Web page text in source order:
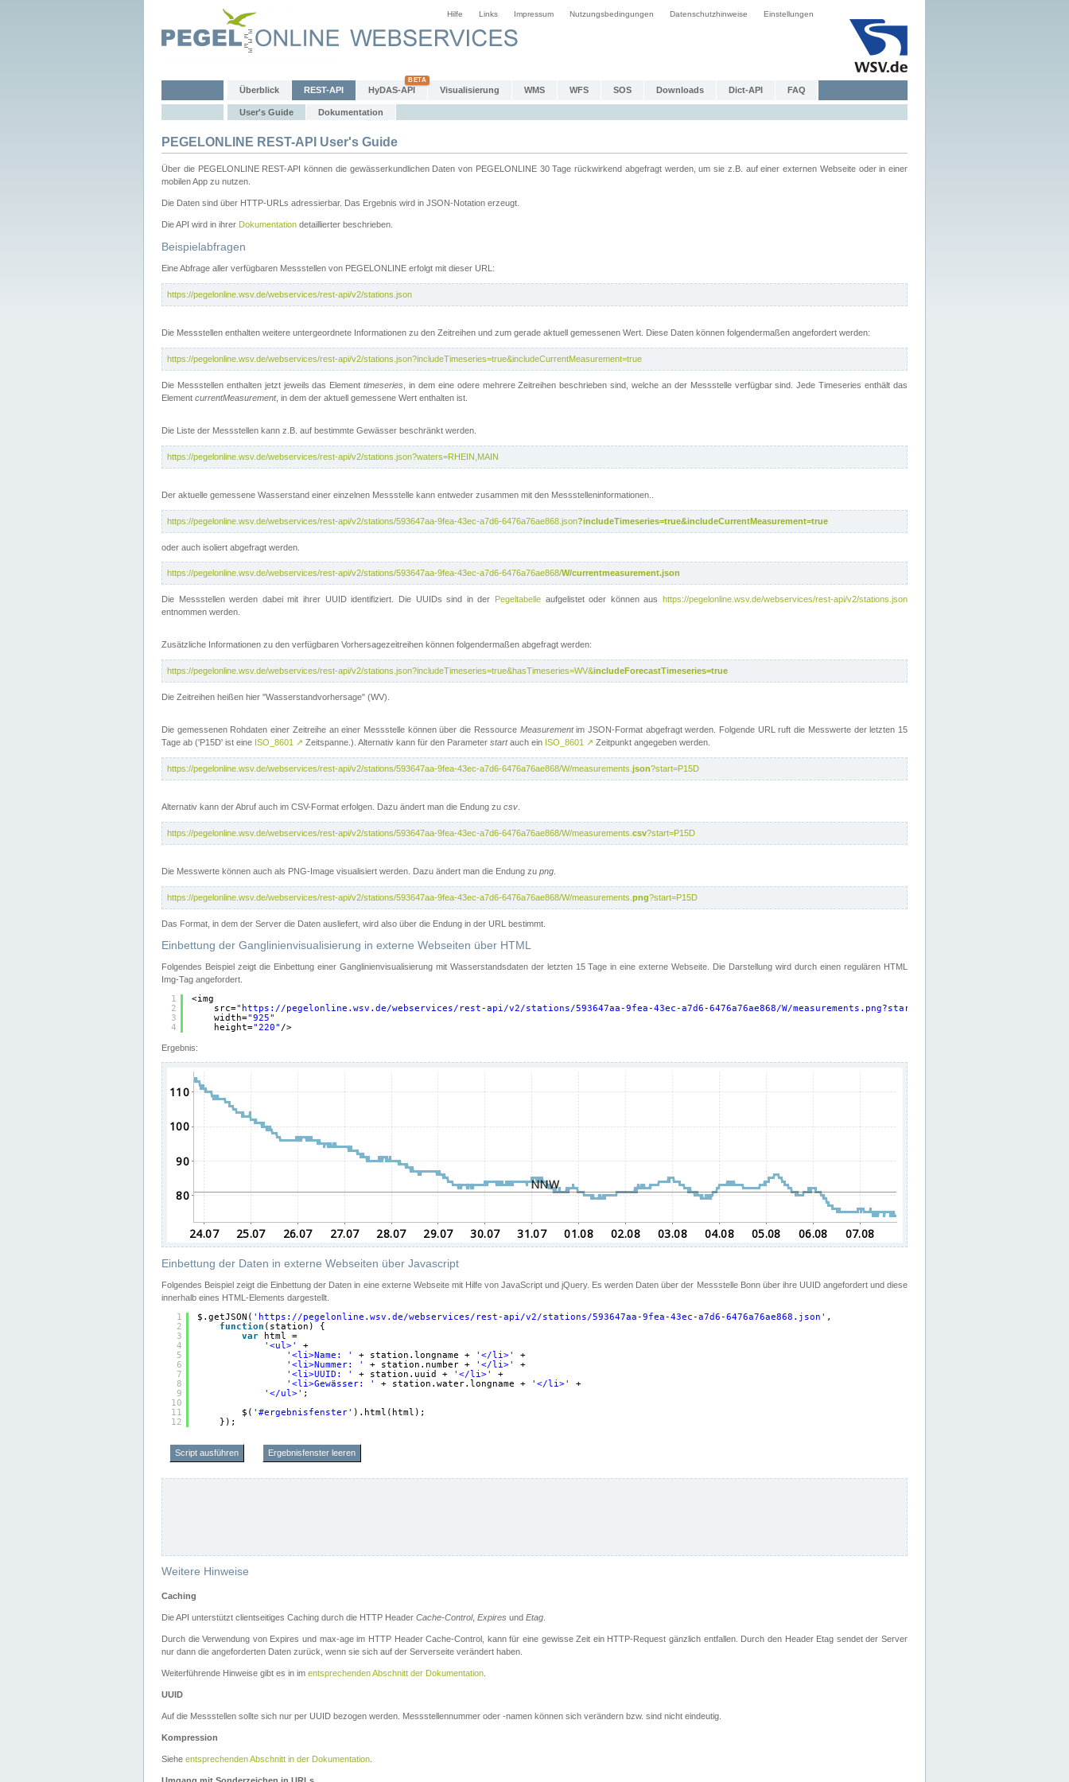
Hilfe Links Impressum Nutzungsbedingungen Datenschutzhinweise Einstellungen
Überblick REST-API HyDAS-API Visualisierung WMS WFS SOS Downloads Dict-API FAQ
User's Guide Dokumentation
PEGELONLINE REST-API User's Guide
Über die PEGELONLINE REST-API können die gewässerkundlichen Daten von PEGELONLINE 30 Tage rückwirkend abgefragt werden, um sie z.B. auf einer externen Webseite oder in einer
mobilen App zu nutzen.
Die Daten sind über HTTP-URLs adressierbar. Das Ergebnis wird in JSON-Notation erzeugt.
Die API wird in ihrer Dokumentation detaillierter beschrieben.
Beispielabfragen
Eine Abfrage aller verfügbaren Messstellen von PEGELONLINE erfolgt mit dieser URL:
https://pegelonline.wsv.de/webservices/rest-api/v2/stations.json
Die Messstellen enthalten weitere untergeordnete Informationen zu den Zeitreihen und zum gerade aktuell gemessenen Wert. Diese Daten können folgendermaßen angefordert werden:
https://pegelonline.wsv.de/webservices/rest-api/v2/stations.json?includeTimeseries=true&includeCurrentMeasurement=true
Die Messstellen enthalten jetzt jeweils das Elementtimeseries , in dem eine odere mehrere Zeitreihen beschrieben sind, welche an der Messstelle verfügbar sind. Jede Timeseries enthält das
Element currentMeasurement, in dem der aktuell gemessene Wert enthalten ist.
Die Liste der Messstellen kann z.B. auf bestimmte Gewässer beschränkt werden.
https://pegelonline.wsv.de/webservices/rest-api/v2/stations.json?waters=RHEIN,MAIN
Der aktuelle gemessene Wasserstand einer einzelnen Messstelle kann entweder zusammen mit den Messstelleninformationen..
https://pegelonline.wsv.de/webservices/rest-api/v2/stations/593647aa-9fea-43ec-a7d6-6476a76ae868.json?includeTimeseries=true&includeCurrentMeasurement=true
oder auch isoliert abgefragt werden.
https://pegelonline.wsv.de/webservices/rest-api/v2/stations/593647aa-9fea-43ec-a7d6-6476a76ae868/W/currentmeasurement.json
Die Messstellen werden dabei mit ihrer UUID identifiziert. Die UUIDs sind in der Pegeltabelleaufgelistet oder können aushttps://pegelonline.wsv.de/webservices/rest-api/v2/stations.json
entnommen werden.
Zusätzliche Informationen zu den verfügbaren Vorhersagezeitreihen können folgendermaßen abgefragt werden:
https://pegelonline.wsv.de/webservices/rest-api/v2/stations.json?includeTimeseries=true&hasTimeseries=WV&includeForecastTimeseries=true
Die Zeitreihen heißen hier "Wasserstandvorhersage" (WV).
Die gemessenen Rohdaten einer Zeitreihe an einer Messstelle können über die Ressource Measurementim JSON-Format abgefragt werden. Folgende URL ruft die Messwerte der letzten 15
Tage ab ('P15D' ist eine ISO_8601 ↗ Zeitspanne.). Alternativ kann für den Parameter startauch ein ISO_8601 ↗ Zeitpunkt angegeben werden.
https://pegelonline.wsv.de/webservices/rest-api/v2/stations/593647aa-9fea-43ec-a7d6-6476a76ae868/W/measurements. json?start=P15D
Alternativ kann der Abruf auch im CSV-Format erfolgen. Dazu ändert man die Endung zu csv
https://pegelonline.wsv.de/webservices/rest-api/v2/stations/593647aa-9fea-43ec-a7d6-6476a76ae868/W/measurements. csv?start=P15D
Die Messwerte können auch als PNG-Image visualisiert werden. Dazu ändert man die Endung zu png
https://pegelonline.wsv.de/webservices/rest-api/v2/stations/593647aa-9fea-43ec-a7d6-6476a76ae868/W/measurements. png?start=P15D
Das Format, in dem der Server die Daten ausliefert, wird also über die Endung in der URL bestimmt.
Einbettung der Ganglinienvisualisierung in externe Webseiten über HTML
Folgendes Beispiel zeigt die Einbettung einer Ganglinienvisualisierung mit Wasserstandsdaten der letzten 15 Tage in eine externe Webseite. Die Darstellung wird durch einen regulären HTML
Img-Tag angefordert.
1
2
3
4
<img
src=" https://pegelonline.wsv.de/webservices/rest-api/v2/stations/593647aa-9fea-43ec-a7d6-6476a76ae868/W/measurements.png?start=P15D&width=925&height=220
width="925"
height="220" />
Ergebnis:
Einbettung der Daten in externe Webseiten über Javascript
Folgendes Beispiel zeigt die Einbettung der Daten in eine externe Webseite mit Hilfe von JavaScript und jQuery. Es werden Daten über der Messstelle Bonn über ihre UUID angefordert und diese
innerhalb eines HTML-Elements dargestellt.
1
2
3
4
5
6
7
8
9
10
11
12
$.getJSON( ' https://pegelonline.wsv.de/webservices/rest-api/v2/stations/593647aa-9fea-43ec-a7d6-6476a76ae868.json ' ,
function (station) {
var
html =
'<ul>'
+
'<li>Name: '
+ station.longname + '</li>'
+
'<li>Nummer: '
+ station.number + '</li>'
+
'<li>UUID: '
+ station.uuid + '</li>'
+
'<li>Gewässer: '
+ station.water.longname + '</li>'
+
'</ul>' ;
$( '#ergebnisfenster' ).html(html);
});
Script ausführen Ergebnisfenster leeren
Weitere Hinweise
Caching
Die API unterstützt clientseitiges Caching durch die HTTP Header Cache-Control, Expires und Etag.
Durch die Verwendung von Expires und max-age im HTTP Header Cache-Control, kann für eine gewisse Zeit ein HTTP-Request gänzlich entfallen. Durch den Header Etag sendet der Server
nur dann die angeforderten Daten zurück, wenn sie sich auf der Serverseite verändert haben.
Weiterführende Hinweise gibt es in im entsprechenden Abschnitt der Dokumentation.
UUID
Auf die Messstellen sollte sich nur per UUID bezogen werden. Messstellennummer oder -namen können sich verändern bzw. sind nicht eindeutig.
Kompression
Siehe entsprechenden Abschnitt in der Dokumentation.